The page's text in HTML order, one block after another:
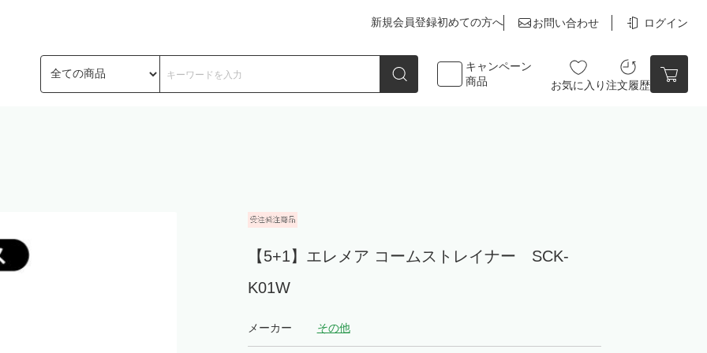
新規会員登録初めての方へ お問い合わせ ログイン
キャンペーン
商品
お気に入り注文履歴
【5+1】エレメア コームストレイナー SCK-
K01W
メーカー その他